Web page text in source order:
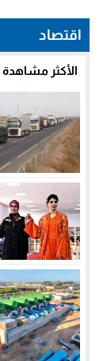
اقتصاد
الأكثر مشاهدة